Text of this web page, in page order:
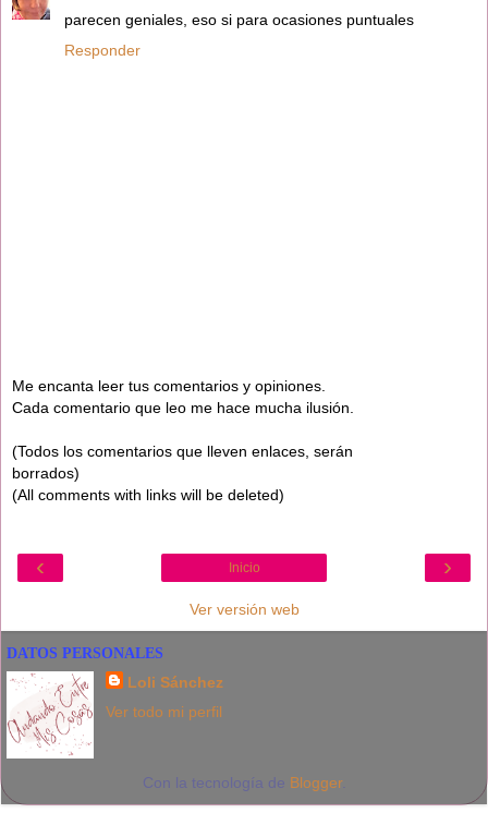
parecen geniales, eso si para ocasiones puntuales
Responder
Me encanta leer tus comentarios y opiniones.
Cada comentario que leo me hace mucha ilusión.
(Todos los comentarios que lleven enlaces, serán
borrados)
(All comments with links will be deleted)
‹ ›
Inicio
Ver versión web
DATOS PERSONALES
Loli Sánchez
Ver todo mi perfil
Con la tecnología de Blogger.